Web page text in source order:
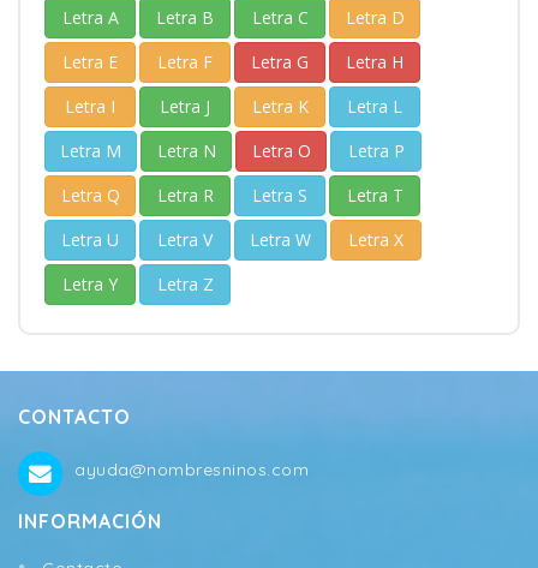
Letra A Letra B Letra C
Letra D
Letra E
Letra F Letra G
Letra H
Letra I
Letra J Letra K
Letra L
Letra M
Letra N Letra O
Letra P
Letra Q
Letra R Letra S
Letra T
Letra U
Letra V Letra W
Letra X
Letra Y
Letra Z
CONTACTO
ayuda@nombresninos.com
INFORMACIÓN